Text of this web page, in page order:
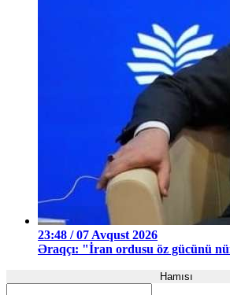
23:48 / 07 Avqust 2026
Əraqçı: "İran ordusu öz gücünü
Hamısı